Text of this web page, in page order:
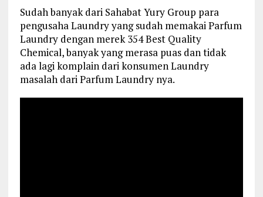
Sudah banyak dari Sahabat Yury Group para
pengusaha Laundry yang sudah memakai Parfum
Laundry dengan merek 354 Best Quality
Chemical, banyak yang merasa puas dan tidak
ada lagi komplain dari konsumen Laundry
masalah dari Parfum Laundry nya.